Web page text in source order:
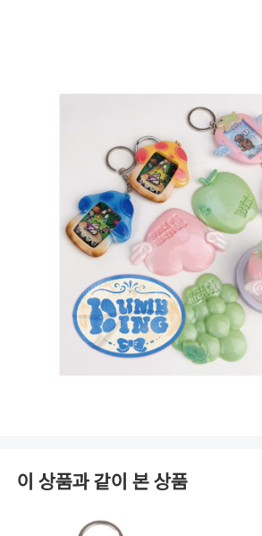
이 상품과 같이 본 상품